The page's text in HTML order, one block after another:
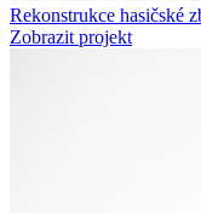
Rekonstrukce hasičské
Zobrazit projekt